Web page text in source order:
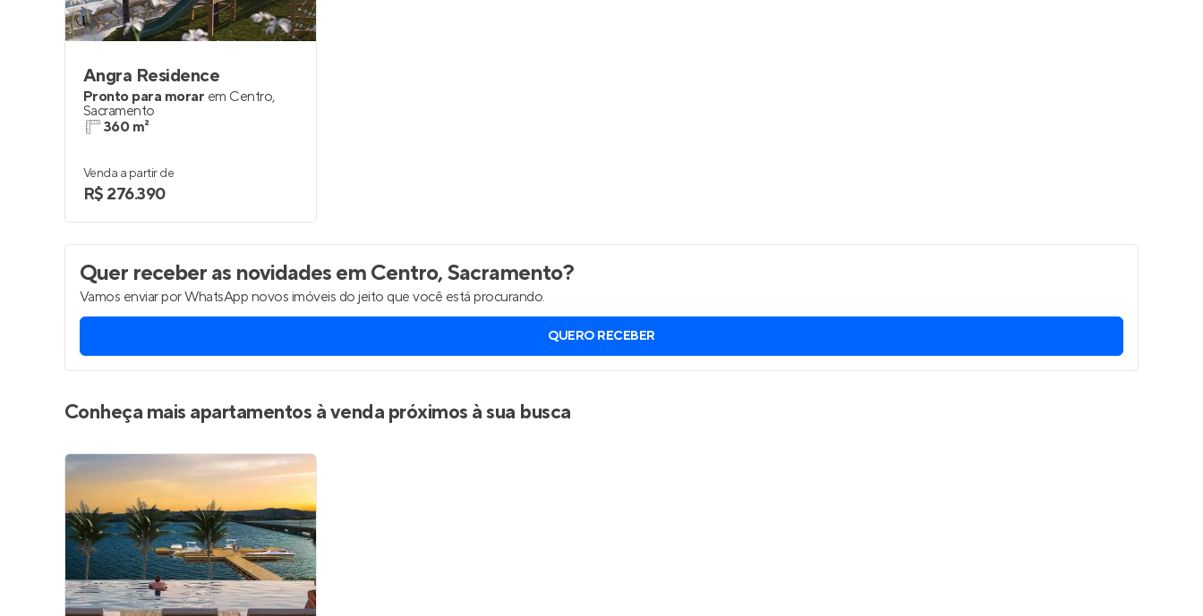
Angra Residence
Pronto para morar em Centro,
Sacramento
360 m²
Venda a partir de
R$ 276.390
Quer receber as novidadesem Centro, Sacramento?
Vamos enviar por WhatsApp novos imóveis do jeito que você está procurando.
QUERO RECEBER
Conheça mais apartamentos à venda próximos à sua busca